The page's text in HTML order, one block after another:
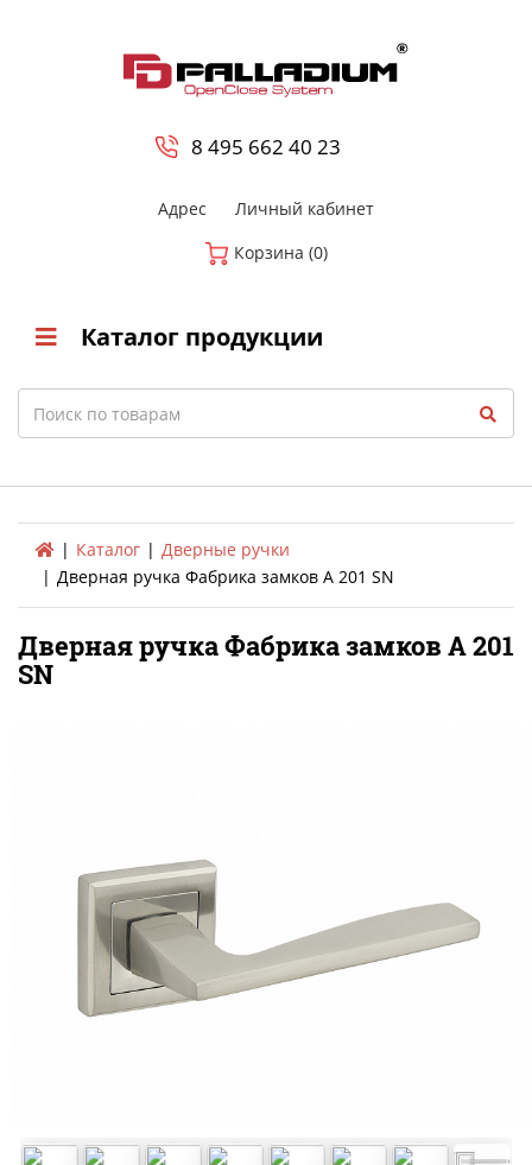
8 495 662 40 23
Адрес
Личный кабинет
Корзина (0)
Каталог продукции
Search
Каталог
Дверные ручки
Дверная ручка Фабрика замков A 201 SN
Дверная ручка Фабрика замков A 201
SN